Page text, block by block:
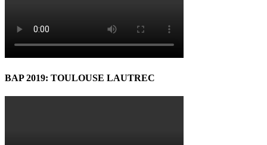
BAP 2019: TOULOUSE LAUTREC